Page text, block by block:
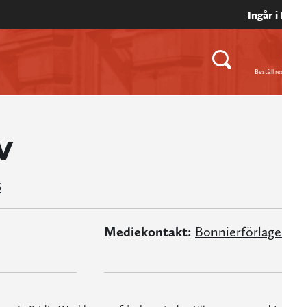
Ingår i
Beställ
Mediekontakt: